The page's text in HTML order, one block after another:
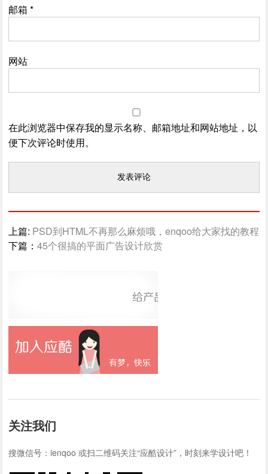
邮箱*
网站
在此浏览器中保存我的显示名称、邮箱地址和网站地址，以
便下次评论时使用。
上篇: PSD到HTML不再那么麻烦哦，enqoo给大家找的教程
下篇：45个很搞的平面广告设计欣赏
关注我们
搜微信号：ienqoo 或扫二维码关注“应酷设计”，时刻来学设计吧！